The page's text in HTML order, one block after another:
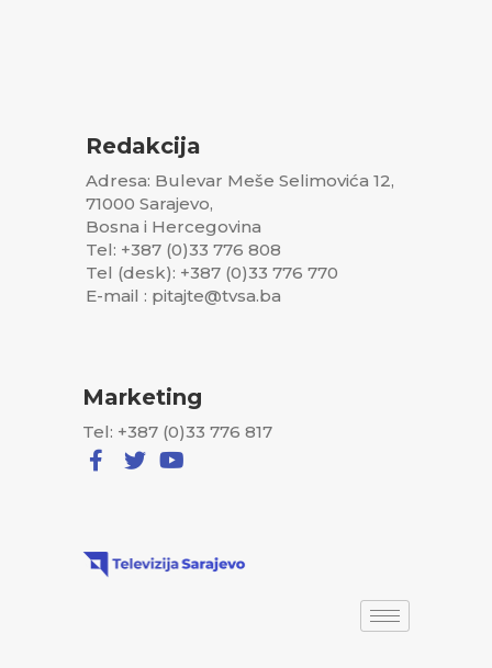
Redakcija
Adresa: Bulevar Meše Selimovića 12,
71000 Sarajevo,
Bosna i Hercegovina
Tel: +387 (0)33 776 808
Tel (desk): +387 (0)33 776 770
E-mail : pitajte@tvsa.ba
Marketing
Tel: +387 (0)33 776 817